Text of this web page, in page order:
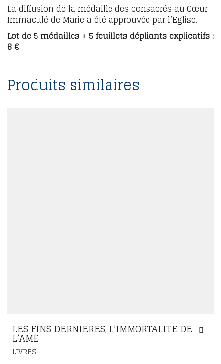
La diffusion de la médaille des consacrés au Cœur
Immaculé de Marie a été approuvée par l’Eglise.
Lot de 5 médailles + 5 feuillets dépliants explicatifs :
8 €
Produits similaires
LES FINS DERNIERES, L’IMMORTALITE DE
L’AME
LIVRES